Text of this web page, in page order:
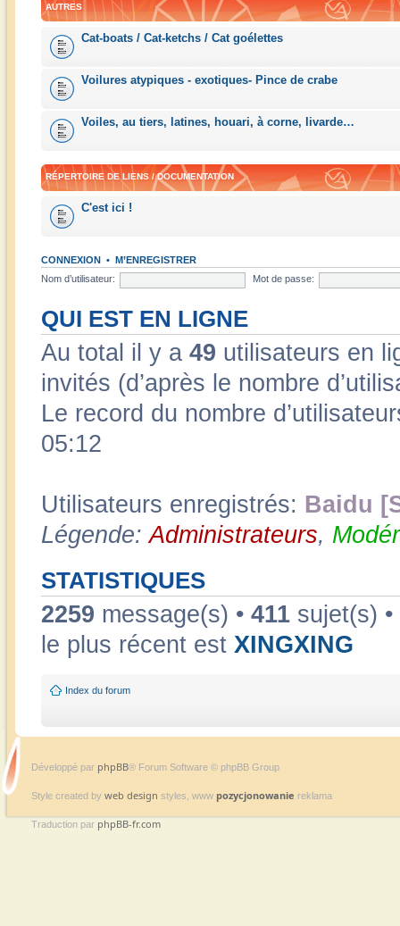
AUTRES
Cat-boats / Cat-ketchs / Cat goélettes
Voilures atypiques - exotiques- Pince de crabe
Voiles, au tiers, latines, houari, à corne, livarde…
RÉPERTOIRE DE LIENS / DOCUMENTATION
C'est ici !
CONNEXION • M’ENREGISTRER
Nom d’utilisateur:
Mot de passe:
QUI EST EN LIGNE
Au total il y a 49 utilisateurs en
invités (d’après le nombre
Le record du nombre
05:12
Utilisateurs enregistrés: Baidu
Légende:Administrateurs,
STATISTIQUES
2259 message(s) • 411 sujet(s) •
le plus récent est XINGXING
Index du forum
Développé par phpBB® Forum Software © phpBB Group
Style created by web design styles, www pozycjonowanie reklama
Traduction par phpBB-fr.com